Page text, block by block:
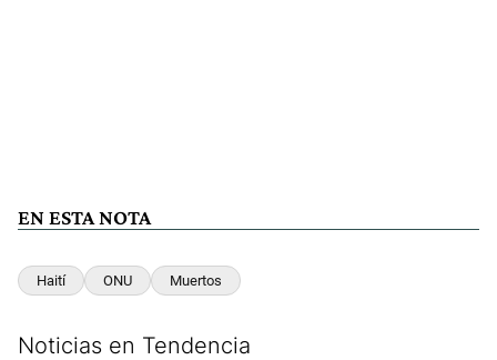
EN ESTA NOTA
Haití ONU Muertos
Noticias en Tendencia